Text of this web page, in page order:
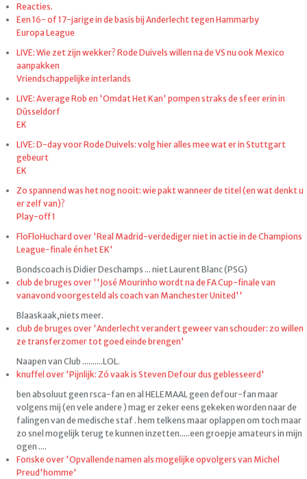
Reacties.
Een 16- of 17-jarige in de basis bij Anderlecht tegen Hammarby
Europa League
LIVE: Wie zet zijn wekker? Rode Duivels willen na de VS nu ook Mexico
aanpakken
Vriendschappelijke interlands
LIVE: Average Rob en 'Omdat Het Kan' pompen straks de sfeer erin in
Düsseldorf
EK
LIVE: D-day voor Rode Duivels: volg hier alles mee wat er in Stuttgart
gebeurt
EK
Zo spannend was het nog nooit: wie pakt wanneer de titel (en wat denkt u
er zelf van)?
Play-off 1
FloFloHuchard over 'Real Madrid-verdediger niet in actie in de Champions
League-finale én het EK'
Bondscoach is Didier Deschamps ... niet Laurent Blanc (PSG)
club de bruges over ''José Mourinho wordt na de FA Cup-finale van
vanavond voorgesteld als coach van Manchester United''
Blaaskaak,niets meer.
club de bruges over 'Anderlecht verandert geweer van schouder: zo willen
ze transferzomer tot goed einde brengen'
Naapen van Club ..........LOL.
knuffel over 'Pijnlijk: Zó vaak is Steven Defour dus geblesseerd'
ben absoluut geen rsca-fan en al HELEMAAL geen defour-fan maar
volgens mij (en vele andere ) mag er zeker eens gekeken worden naar de
falingen van de medische staf . hem telkens maar oplappen om toch maar
zo snel mogelijk terug te kunnen inzetten.....een groepje amateurs in mijn
ogen ....
Fonske over 'Opvallende namen als mogelijke opvolgers van Michel
Preud'homme'